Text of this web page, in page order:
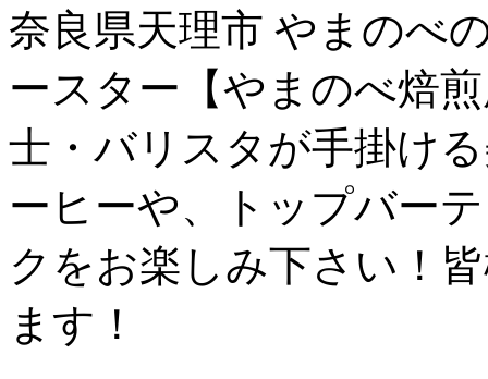
奈良県天理市 やまのべ
ースター【やまのべ焙
士・バリスタが手掛け
ーヒーや、トップバー
クをお楽しみ下さい！
ます！